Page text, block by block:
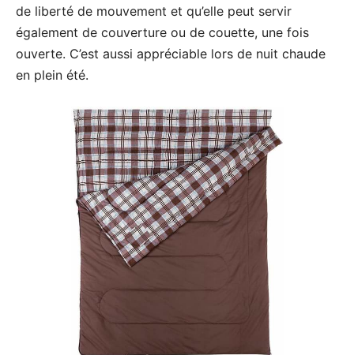
de liberté de mouvement et qu’elle peut servir
également de couverture ou de couette, une fois
ouverte. C’est aussi appréciable lors de nuit chaude
en plein été.